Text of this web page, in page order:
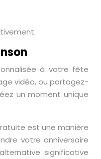
à votre fête
vidéo, ou partagez-
un moment unique
est une manière
votre anniversaire
significative